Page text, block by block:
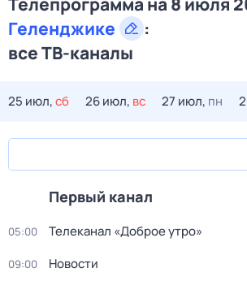
Геленджике
:
все ТВ-каналы
25 июл,сб 26 июл, вс 27 июл, пн
Первый канал
05:00 Телеканал «Доброе утро»
09:00 Новости